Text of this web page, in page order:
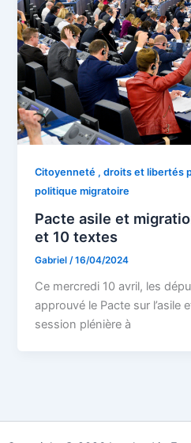
Citoyenneté , droits et libertés
politique migratoire
Pacte asile et
et 10 textes
Gabriel/16/04/2024
Ce mercredi 10 avril, les
approuvé le Pacte sur l’asile
session plénière à